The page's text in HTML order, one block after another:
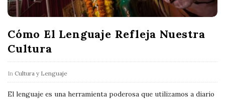
Cómo El Lenguaje Refleja Nuestra
Cultura
In Cultura y Lenguaje
El lenguaje es una herramienta poderosa que utilizamos a diario